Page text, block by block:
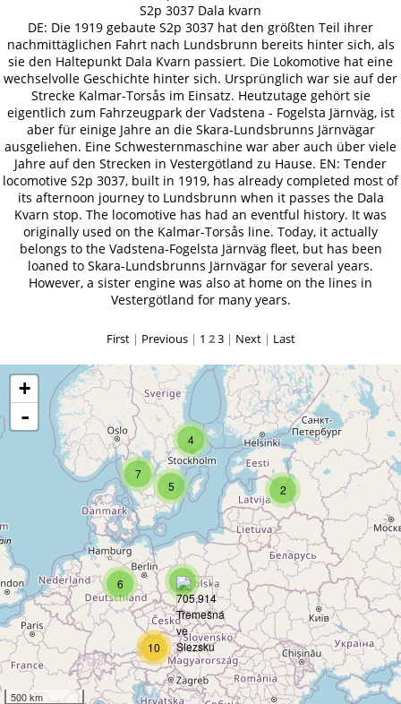
S2p 3037 Dala kvarn
DE: Die 1919 gebaute S2p 3037 hat den größten Teil ihrer
nachmittäglichen Fahrt nach Lundsbrunn bereits hinter sich, als
sie den Haltepunkt Dala Kvarn passiert. Die Lokomotive hat eine
wechselvolle Geschichte hinter sich. Ursprünglich war sie auf der
Strecke Kalmar-Torsås im Einsatz. Heutzutage gehört sie
eigentlich zum Fahrzeugpark der Vadstena - Fogelsta Järnväg, ist
aber für einige Jahre an die Skara-Lundsbrunns Järnvägar
ausgeliehen. Eine Schwesternmaschine war aber auch über viele
Jahre auf den Strecken in Vestergötland zu Hause. EN: Tender
locomotive S2p 3037, built in 1919, has already completed most of
its afternoon journey to Lundsbrunn when it passes the Dala
Kvarn stop. The locomotive has had an eventful history. It was
originally used on the Kalmar-Torsås line. Today, it actually
belongs to the Vadstena-Fogelsta Järnväg fleet, but has been
loaned to Skara-Lundsbrunns Järnvägar for several years.
However, a sister engine was also at home on the lines in
Vestergötland for many years.
First| Previous| 1 23 | Next | Last
6
10
3
2
7
5
4
+
-
500 km